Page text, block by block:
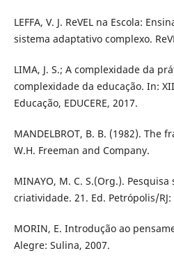
LEFFA, V. J. ReVEL na Escola:
sistema adaptativo complexo.
LIMA, J. S.; A complexidade da
complexidade da educação. In:
Educação, EDUCERE, 2017.
MANDELBROT, B. B. (1982). The
W.H. Freeman and Company.
MINAYO, M. C. S.(Org.).
criatividade. 21. Ed. Petrópolis/RJ:
MORIN, E. Introdução ao
Alegre: Sulina, 2007.